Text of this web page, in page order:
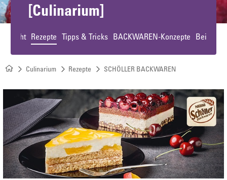
[Culinarium]
Rezepte Tipps & Tricks BACKWAREN-Konzepte Beiträge
Culinarium Rezepte SCHÖLLER BACKWAREN